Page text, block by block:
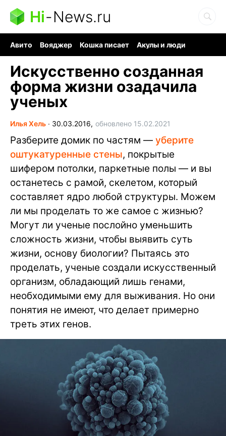
Hi-News.ru
Авито Вояджер Кошка писает
Акулы и люди
Искусственно созданная
форма жизни озадачила
ученых
Илья Хель ∙ 30.03.2016, обновлено 15.02.2021
Разберите домик по частям — уберите
оштукатуренные стены, покрытые
шифером потолки, паркетные полы — и вы
останетесь с рамой, скелетом, который
составляет ядро любой структуры. Можем
ли мы проделать то же самое с жизнью?
Могут ли ученые послойно уменьшить
сложность жизни, чтобы выявить суть
жизни, основу биологии? Пытаясь это
проделать, ученые создали искусственный
организм, обладающий лишь генами,
необходимыми ему для выживания. Но они
понятия не имеют, что делает примерно
треть этих генов.